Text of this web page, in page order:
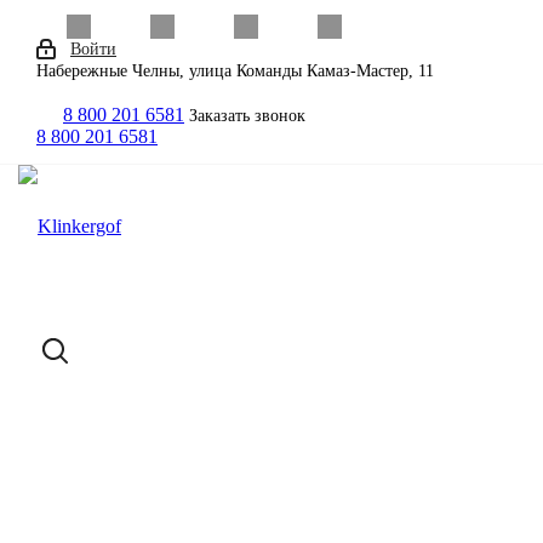
Войти
Набережные Челны, улица Команды Камаз-Мастер, 11
8 800 201 6581
8 800 201 6581
Заказать звонок